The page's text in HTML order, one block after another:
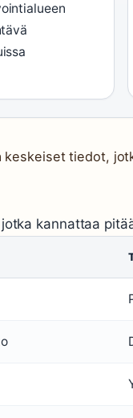
keskeiset tiedot,
kannattaa